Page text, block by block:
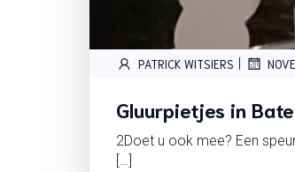
PATRICK WITSIERS |
Gluurpietjes in
2Doet u ook mee? Een
[…]